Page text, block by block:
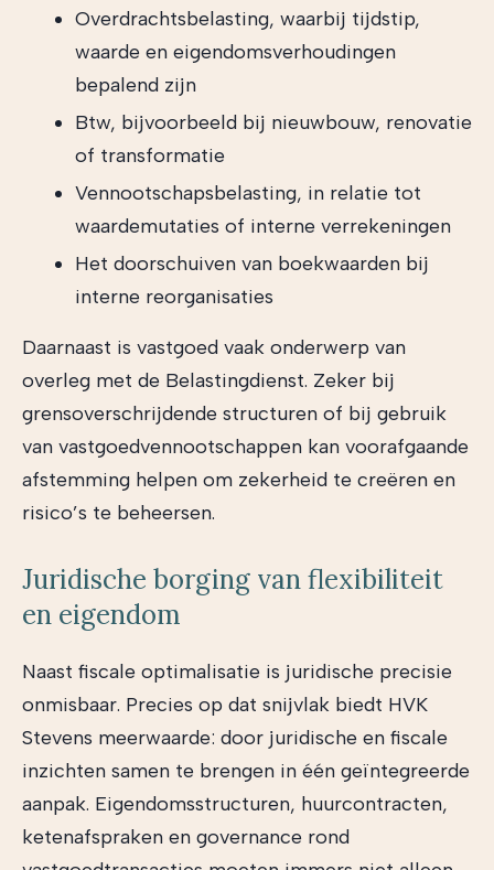
Overdrachtsbelasting, waarbij tijdstip,
waarde en eigendomsverhoudingen
bepalend zijn
Btw, bijvoorbeeld bij nieuwbouw, renovatie
of transformatie
Vennootschapsbelasting, in relatie tot
waardemutaties of interne verrekeningen
Het doorschuiven van boekwaarden bij
interne reorganisaties
Daarnaast is vastgoed vaak onderwerp van
overleg met de Belastingdienst. Zeker bij
grensoverschrijdende structuren of bij gebruik
van vastgoedvennootschappen kan voorafgaande
afstemming helpen om zekerheid te creëren en
risico’s te beheersen.
Juridische borging van flexibiliteit
en eigendom
Naast fiscale optimalisatie is juridische precisie
onmisbaar. Precies op dat snijvlak biedt HVK
Stevens meerwaarde: door juridische en fiscale
inzichten samen te brengen in één geïntegreerde
aanpak. Eigendomsstructuren, huurcontracten,
ketenafspraken en governance rond